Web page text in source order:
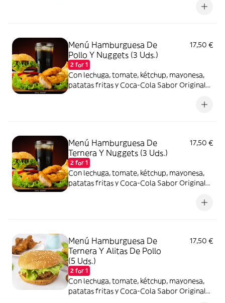
Menú Hamburguesa De
Pollo Y Nuggets (3 Uds.)
2 for 1
17,50 €
Con lechuga, tomate, kétchup, mayonesa,
patatas fritas y Coca-Cola Sabor Original
Menú Hamburguesa De
Ternera Y Nuggets (3 Uds.)
2 for 1
17,50 €
Con lechuga, tomate, kétchup, mayonesa,
patatas fritas y Coca-Cola Sabor Original
Menú Hamburguesa De
Ternera Y Alitas De Pollo
(5 Uds.)
2 for 1
17,50 €
Con lechuga, tomate, kétchup, mayonesa,
patatas fritas y Coca-Cola Sabor Original